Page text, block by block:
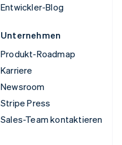
Entwickler-Blog
Unternehmen
Produkt-Roadmap
Karriere
Newsroom
Stripe Press
Sales-Team kontaktieren